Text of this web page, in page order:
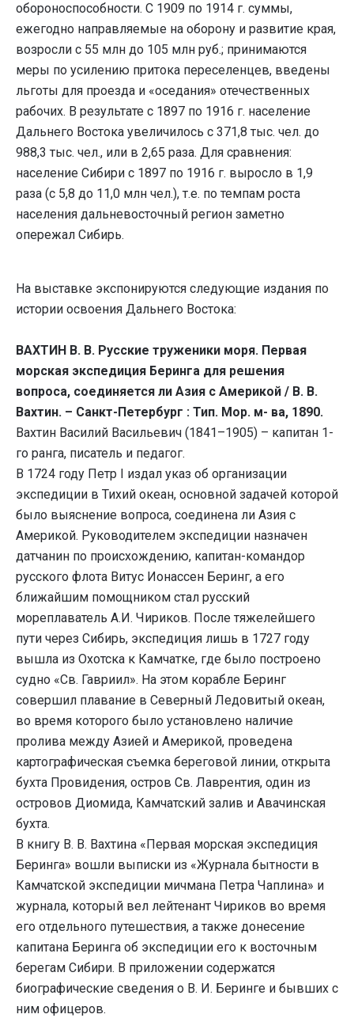
обороноспособности. С 1909 по 1914 г. суммы,
ежегодно направляемые на оборону и развитие края,
возросли с 55 млн до 105 млн руб.; принимаются
меры по усилению притока переселенцев, введены
льготы для проезда и «оседания» отечественных
рабочих. В результате с 1897 по 1916 г. население
Дальнего Востока увеличилось с 371,8 тыс. чел. до
988,3 тыс. чел., или в 2,65 раза. Для сравнения:
население Сибири с 1897 по 1916 г. выросло в 1,9
раза (с 5,8 до 11,0 млн чел.), т.е. по темпам роста
населения дальневосточный регион заметно
опережал Сибирь.
На выставке экспонируются следующие издания по
истории освоения Дальнего Востока:
ВАХТИН В. В. Русские труженики моря. Первая
морская экспедиция Беринга для решения
вопроса, соединяется ли Азия с Америкой / В. В.
Вахтин. – Санкт-Петербург : Тип. Мор. м- ва, 1890.
Вахтин Василий Васильевич (1841–1905) – капитан 1-
го ранга, писатель и педагог.
В 1724 году Петр I издал указ об организации
экспедиции в Тихий океан, основной задачей которой
было выяснение вопроса, соединена ли Азия с
Америкой. Руководителем экспедиции назначен
датчанин по происхождению, капитан-командор
русского флота Витус Ионассен Беринг, а его
ближайшим помощником стал русский
мореплаватель А.И. Чириков. После тяжелейшего
пути через Сибирь, экспедиция лишь в 1727 году
вышла из Охотска к Камчатке, где было построено
судно «Св. Гавриил». На этом корабле Беринг
совершил плавание в Северный Ледовитый океан,
во время которого было установлено наличие
пролива между Азией и Америкой, проведена
картографическая съемка береговой линии, открыта
бухта Провидения, остров Св. Лаврентия, один из
островов Диомида, Камчатский залив и Авачинская
бухта.
В книгу В. В. Вахтина «Первая морская экспедиция
Беринга» вошли выписки из «Журнала бытности в
Камчатской экспедиции мичмана Петра Чаплина» и
журнала, который вел лейтенант Чириков во время
его отдельного путешествия, а также донесение
капитана Беринга об экспедиции его к восточным
берегам Сибири. В приложении содержатся
биографические сведения о В. И. Беринге и бывших с
ним офицеров.